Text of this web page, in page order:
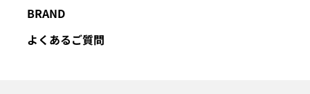
BRAND
よくあるご質問